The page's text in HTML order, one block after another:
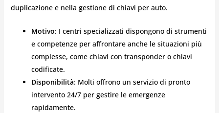
duplicazione e nella gestione di chiavi per auto.
Motivo: I centri specializzati dispongono di strumenti
e competenze per affrontare anche le situazioni più
complesse, come chiavi con transponder o chiavi
codificate.
Disponibilità: Molti offrono un servizio di pronto
intervento 24/7 per gestire le emergenze
rapidamente.